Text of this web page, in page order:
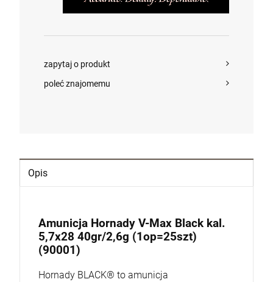
zapytaj o produkt
poleć znajomemu
Opis
Amunicja Hornady V-Max Black kal.
5,7x28 40gr/2,6g (1op=25szt)
(90001)
Hornady BLACK® to amunicja